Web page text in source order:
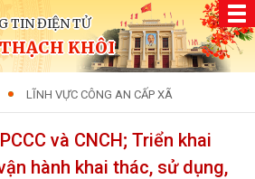
TIN ĐIỆN TỬ
KHÔI
LĨNH VỰC CÔNG AN CẤP XÃ
và CNCH; Triển khai
hành khai thác, sử dụng,